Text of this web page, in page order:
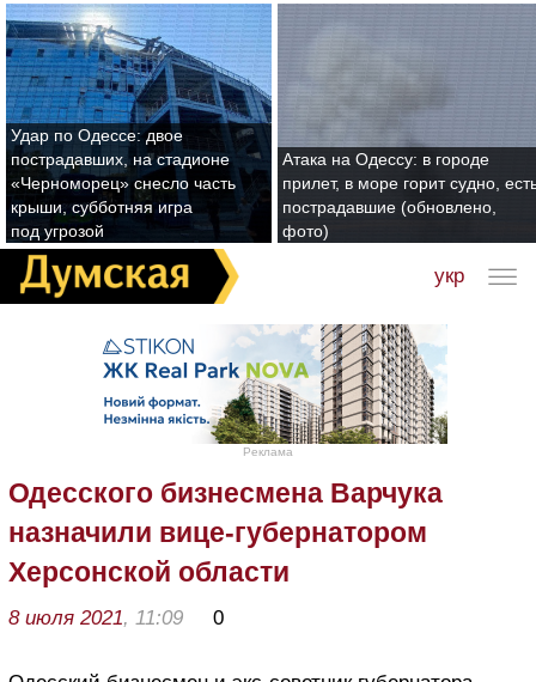
Удар по Одессе: двое
пострадавших, на стадионе
«Черноморец» снесло часть
крыши, субботняя игра
под угрозой
Атака на Одессу: в городе
прилет, в море горит судно,
пострадавшие (обновлено,
фото)
укр
Реклама
Одесского бизнесмена Варчука
назначили вице-губернатором
Херсонской области
8 июля 2021, 11:09 0